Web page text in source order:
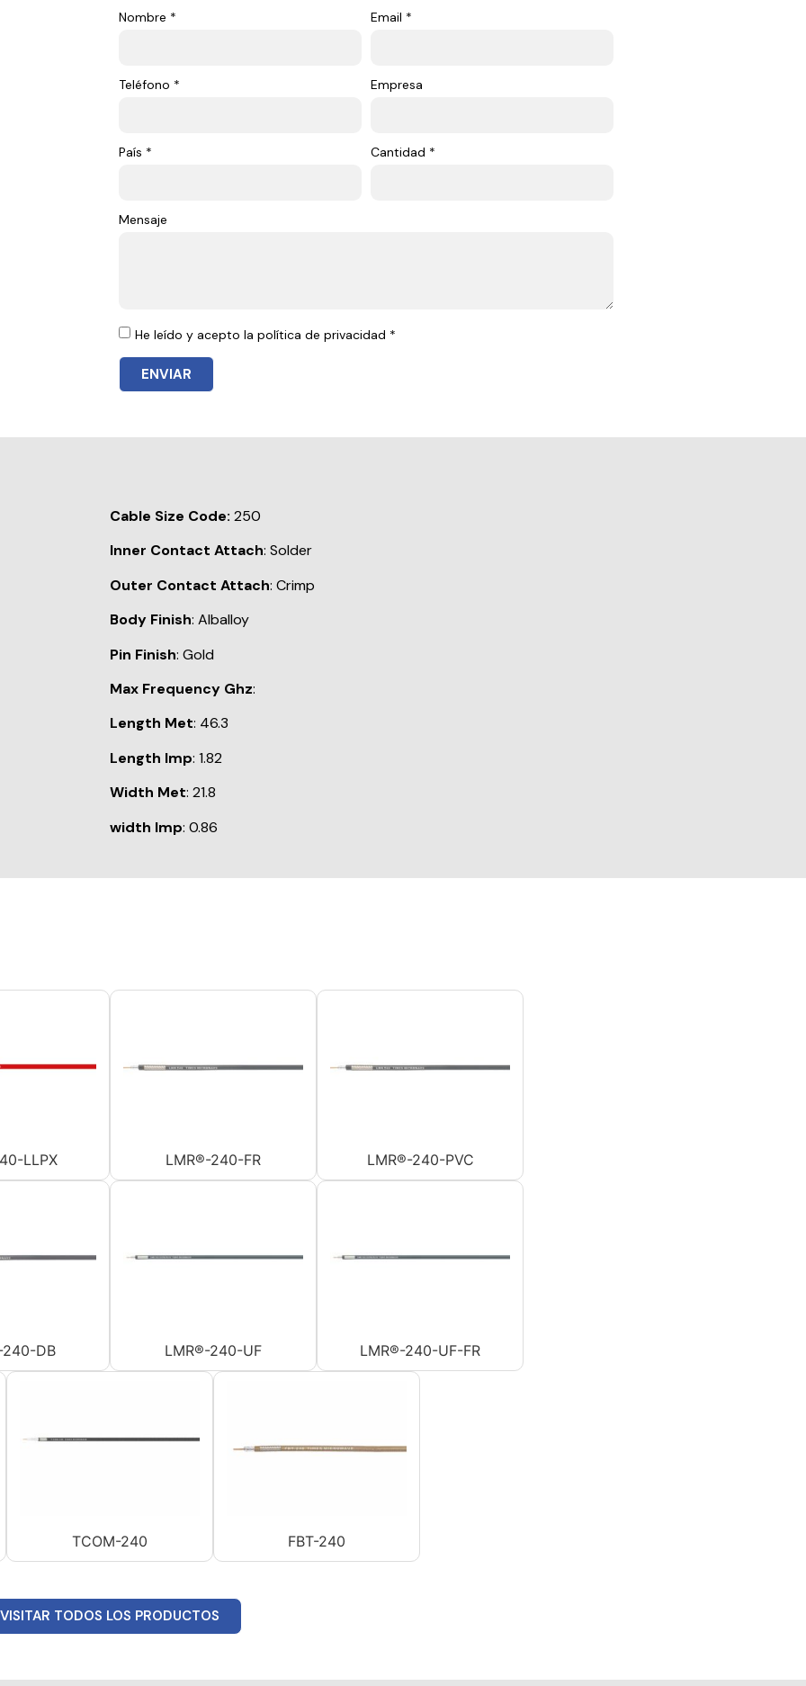
Nombre * Email *
Teléfono * Empresa
País * Cantidad *
Mensaje
He leído y acepto la política de privacidad *
ENVIAR
Cable Size Code: 250
Inner Contact Attach: Solder
Outer Contact Attach: Crimp
Body Finish: Alballoy
Pin Finish: Gold
Max Frequency Ghz:
Length Met: 46.3
Length Imp: 1.82
Width Met: 21.8
width Imp: 0.86
LLPX LMR®-240-FR LMR®-240-PVC
240-DB LMR®-240-UF LMR®-240-UF-FR
TCOM-240 FBT-240
VISITAR TODOS LOS PRODUCTOS